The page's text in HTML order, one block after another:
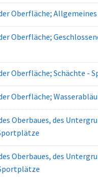
Oberfläche;
Oberfläche;
Oberfläche; Schächte -
Oberfläche;
Oberbaues, des
Oberbaues, des